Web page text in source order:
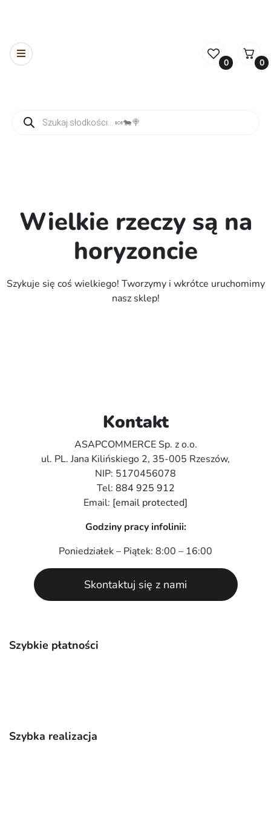
0 0
Wielkie rzeczy są na
horyzoncie
Szykuje się coś wielkiego! Tworzymy i wkrótce uruchomimy
nasz sklep!
Szybkie płatności
Szybka realizacja
Kontakt
ASAPCOMMERCE Sp. z o.o.
ul. PL. Jana Kilińskiego 2, 35-005 Rzeszów,
NIP: 5170456078
Tel: 884 925 912
Email: [email protected]
Godziny pracy infolinii:
Poniedziałek – Piątek: 8:00 – 16:00
Skontaktuj się z nami